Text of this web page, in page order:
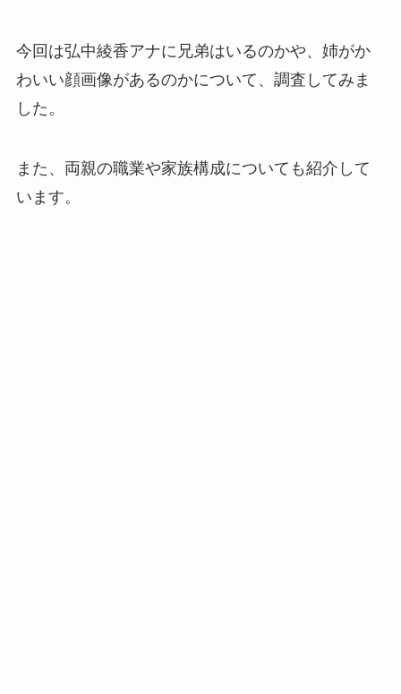
今回は弘中綾香アナに兄弟はいるのかや、姉がか
わいい顔画像があるのかについて、調査してみま
した。
また、両親の職業や家族構成についても紹介して
います。